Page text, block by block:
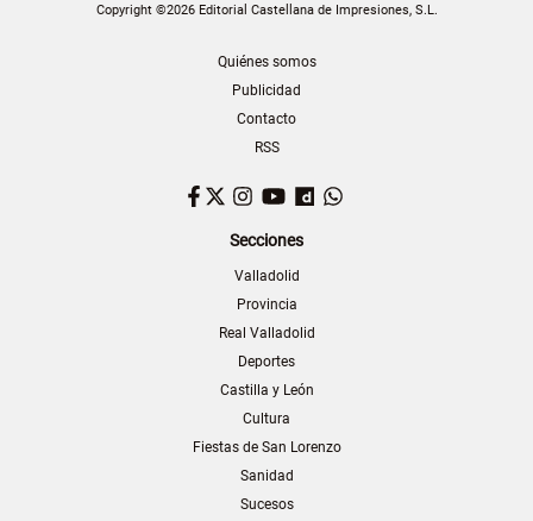
Copyright ©2026 Editorial Castellana de Impresiones, S.L.
Quiénes somos
Publicidad
Contacto
RSS
Facebook
TwitterInstagram
YouTubeDailymotion
Secciones
Valladolid
Provincia
Real Valladolid
Deportes
Castilla y León
Cultura
Fiestas de San Lorenzo
Sanidad
Sucesos